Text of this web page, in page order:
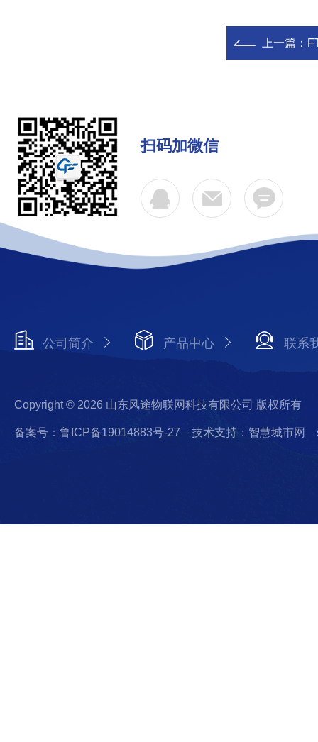
上一篇：
扫码加微信
公司简介 产品中心 联系
Copyright © 2026 山东风途物联网科技有限公司 版权所有
备案号：鲁ICP备19014883号-27 技术支持：智慧城市网